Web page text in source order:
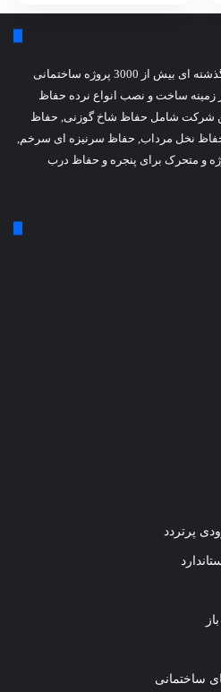
شرکت ایمن سازه از سال 1387 با گذشته ای بیش از 3000 پروژه ساختمانی
زمینه ساخت و نصب انواع نرده حفاظ
شرکت شامل حفاظ شاخ گوزنی, حفاظ
حفاظ نخل مرداب, حفاظ سرنیزه ای سرخم,
و متحرک برای پنجره و حفاظ درب
پرتردد
ساختمانی